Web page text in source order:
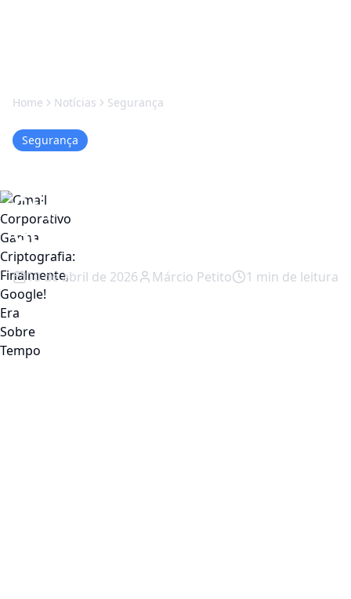
Home Notícias Segurança
Segurança
Criptografia: Finalmente,
Google! Era Sobre Tempo
10 de abril de 2026 Márcio Petito 1 min de leitura